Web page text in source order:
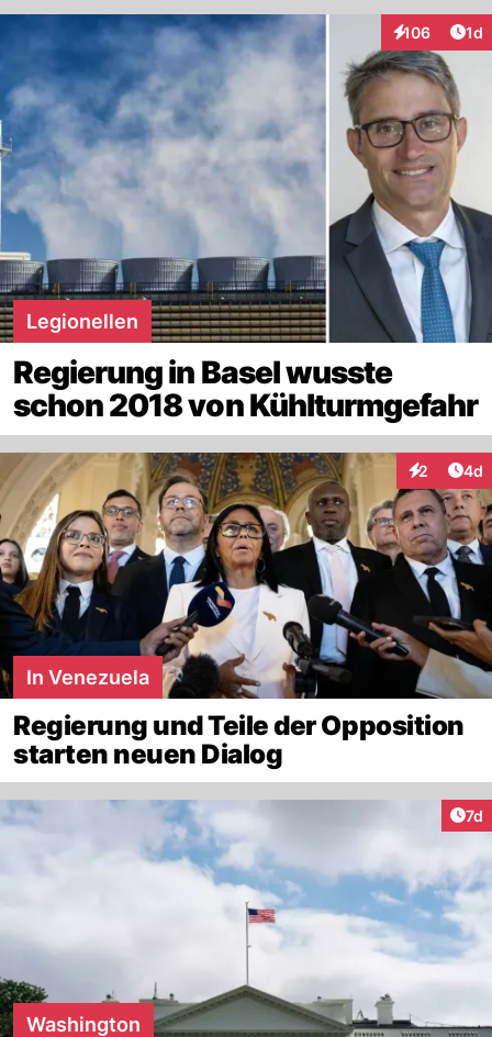
106
Interaktionen
1d
Legionellen
Regierung in Basel wusste
schon 2018 von Kühlturmgefahr
2 4d
In Venezuela
Regierung und Teile der Opposition
starten neuen Dialog
7d
Washington